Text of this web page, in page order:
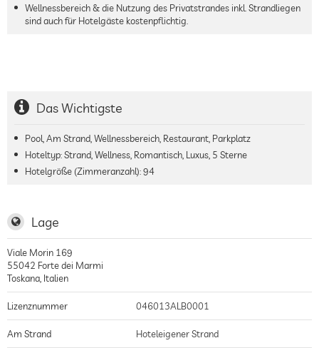
Wellnessbereich & die Nutzung des Privatstrandes inkl. Strandliegen
sind auch für Hotelgäste kostenpflichtig.
Das Wichtigste
Pool, Am Strand, Wellnessbereich, Restaurant, Parkplatz
Hoteltyp: Strand, Wellness, Romantisch, Luxus, 5 Sterne
Hotelgröße (Zimmeranzahl):94
Lage
Viale Morin 169
55042 Forte dei Marmi
Toskana Italien
Lizenznummer 046013ALB0001
Am Strand Hoteleigener Strand